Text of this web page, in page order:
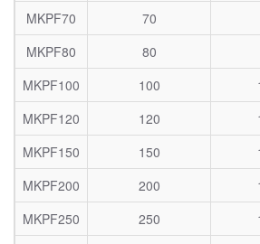
MKPF70
70
MKPF80
80
MKPF100
100
MKPF120
120
MKPF150
150
MKPF200
200
MKPF250
250